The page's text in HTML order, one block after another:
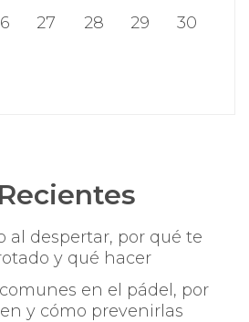
27 28 29
30
al despertar, por qué te
y qué hacer
en el pádel, por
y cómo prevenirlas